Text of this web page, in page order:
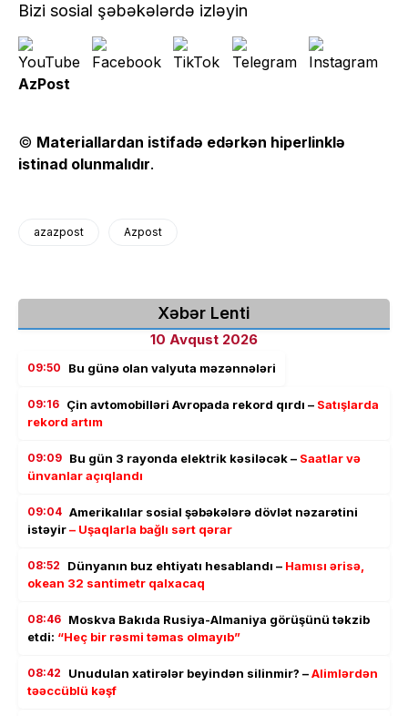
Bizi sosial şəbəkələrdə izləyin
AzPost
© Materiallardan istifadə edərkən hiperlinklə
istinad olunmalıdır.
azazpost Azpost
Xəbər Lenti
10 Avqust 2026
09:50 Bu günə olan valyuta məzənnələri
09:16 Çin avtomobilləri Avropada rekord qırdı – Satışlarda
rekord artım
09:09 Bu gün 3 rayonda elektrik kəsiləcək – Saatlar və
ünvanlar açıqlandı
09:04 Amerikalılar sosial şəbəkələrə dövlət nəzarətini
istəyir– Uşaqlarla bağlı sərt qərar
08:52 Dünyanın buz ehtiyatı hesablandı – Hamısı ərisə,
okean 32 santimetr qalxacaq
08:46 Moskva Bakıda Rusiya-Almaniya görüşünü təkzib
etdi: “Heç bir rəsmi təmas olmayıb”
08:42 Unudulan xatirələr beyindən silinmir? –Alimlərdən
təəccüblü kəşf